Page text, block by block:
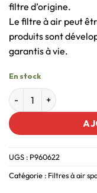
filtre d’origine.
Le filtre à air peut
produits sont
garantis à vie.
En stock
UGS : P960622
Catégorie : Filtres à air